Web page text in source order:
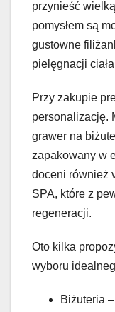
przynieść
pomysłem są
gustowne
pielęgnacji
Przy zakupie
personalizację.
grawer na
zapakowany w
doceni również
SPA, które z
regeneracji.
Oto kilka
wyboru
Biżuteria